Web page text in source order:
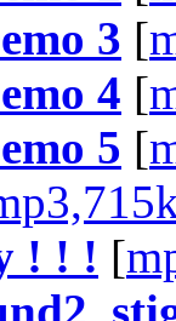
3 [
4 [
5 [
! ! ! [